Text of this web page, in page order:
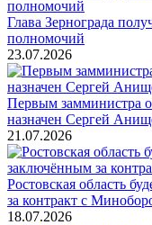
Глава Зернограда
полномочий
23.07.2026
Первым замминистра
назначен Сергей
21.07.2026
Ростовская область
за контракт с
18.07.2026